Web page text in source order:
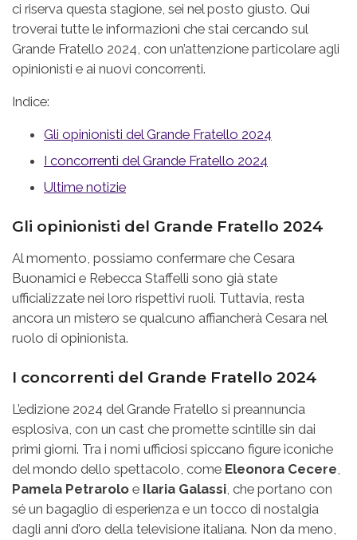
ci riserva questa stagione, sei nel posto giusto. Qui
troverai tutte le informazioni che stai cercando sul
Grande Fratello 2024, con un’attenzione particolare agli
opinionisti e ai nuovi concorrenti.
Indice:
Gli opinionisti del Grande Fratello 2024
I concorrenti del Grande Fratello 2024
Ultime notizie
Gli opinionisti del Grande Fratello 2024
Al momento, possiamo confermare che Cesara
Buonamici e Rebecca Staffelli sono già state
ufficializzate nei loro rispettivi ruoli. Tuttavia, resta
ancora un mistero se qualcuno affiancherà Cesara nel
ruolo di opinionista.
I concorrenti del Grande Fratello 2024
L’edizione 2024 del Grande Fratello si preannuncia
esplosiva, con un cast che promette scintille sin dai
primi giorni. Tra i nomi ufficiosi spiccano figure iconiche
del mondo dello spettacolo, come Eleonora Cecere,
Pamela Petrarolo e Ilaria Galassi, che portano con
sé un bagaglio di esperienza e un tocco di nostalgia
dagli anni d’oro della televisione italiana. Non da meno,